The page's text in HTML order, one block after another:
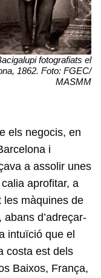
fotografiats el
1862. Foto: FGEC/
MASMM
els negocis, en
i
a assolir unes
aprofitar, a
les màquines de
d’adreçar-
intuïció que el
costa est dels
Baixos, França,